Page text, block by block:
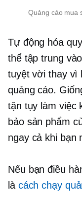
Quảng cáo mua
Tự động hóa
thể tập trung
tuyệt vời thay vì
quảng cáo.
tận tụy làm việc
bảo sản phẩm
ngay cả khi bạn
Nếu bạn điều
là cách chạy